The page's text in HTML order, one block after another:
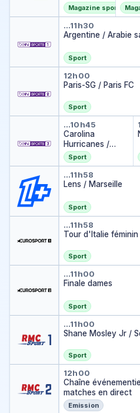
Magazine sportif
Argentine /
…11h30
Argentine / Arabie
Sport
Paris-SG /
12h00
Paris-SG / Paris FC
Sport
Carolina
…10h45
Carolina
Hurricanes /
Vegas Golden
Knights
Sport
Lens /
…11h58
Lens / Marseille
Sport
Tour
…11h58
Tour d'Italie féminin
Sport
Finale dames
…11h00
Finale dames
Sport
Shane
…11h00
Shane Mosley Jr /
Sport
Chaîne
12h00
Chaîne
matches en direct
Emission